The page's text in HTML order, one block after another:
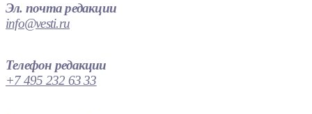
Эл. почта редакции
info@vesti.ru
Телефон редакции
+7 495 232 63 33